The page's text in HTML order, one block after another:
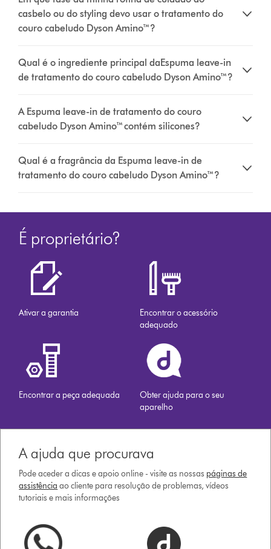
casbelo ou do styling devo usar o tratamento do
couro cabeludo Dyson Amino™?
Qual é o ingrediente principal daEspuma leave-in
de tratamento do couro cabeludo Dyson Amino™?
A Espuma leave-in de tratamento do couro
cabeludo Dyson Amino™ contém silicones?
Qual é a fragrância da Espuma leave-in de
tratamento do couro cabeludo Dyson Amino™?
É proprietário?
Ativar a garantia
Encontrar o acessório
adequado
Encontrar a peça adequada
Obter ajuda para o seu
aparelho
A ajuda que procurava
Pode aceder a dicas e apoio online - visite as nossas páginas de
assistência ao cliente para resolução de problemas, vídeos
tutoriais e mais informações